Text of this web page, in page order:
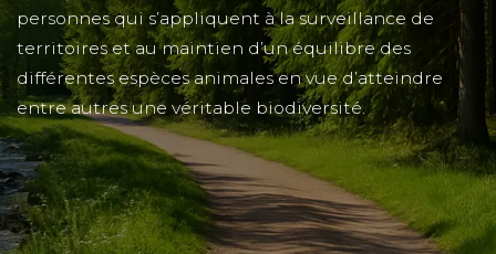
personnes qui s’appliquent à la surveillance de
territoires et au maintien d’un équilibre des
différentes espèces animales en vue d’atteindre
entre autres une véritable biodiversité.